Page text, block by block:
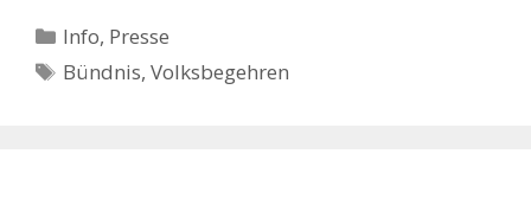
Kategorien
Info, Presse
Schlagwörter
Bündnis,Volksbegehren